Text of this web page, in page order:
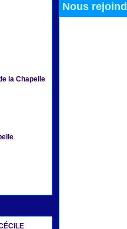
la Chapelle
Nous